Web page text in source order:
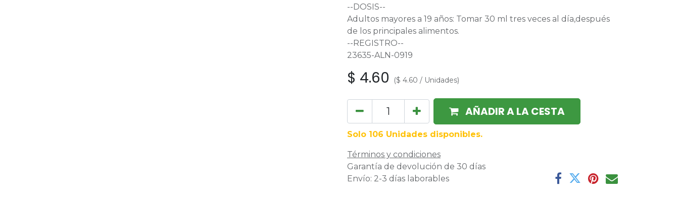
--DOSIS--
Adultos mayores a 19 años: Tomar 30 ml tres veces al día,después
de los principales alimentos.
--REGISTRO--
23635-ALN-0919
$ 4.60 ($ 4.60 / Unidades)
AÑADIR A LA CESTA
Solo 106 Unidades disponibles.
Términos y condiciones
Garantía de devolución de 30 días
Envío: 2-3 días laborables